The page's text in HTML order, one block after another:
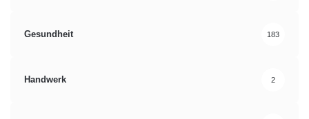
Gesundheit 183
Handwerk 2